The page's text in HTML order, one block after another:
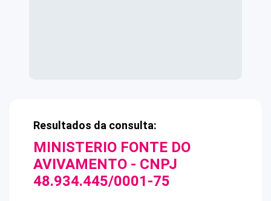
Resultados da consulta:
MINISTERIO FONTE DO
AVIVAMENTO - CNPJ
48.934.445/0001-75